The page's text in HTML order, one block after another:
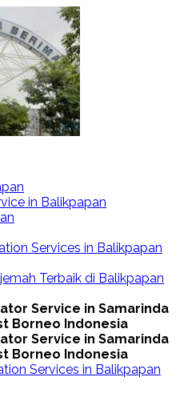
in Balikpapan
Services in Balikpapan
Terbaik di Balikpapan
Service in Samarinda
Borneo Indonesia
Service in Samarinda
Borneo Indonesia
Services in Balikpapan